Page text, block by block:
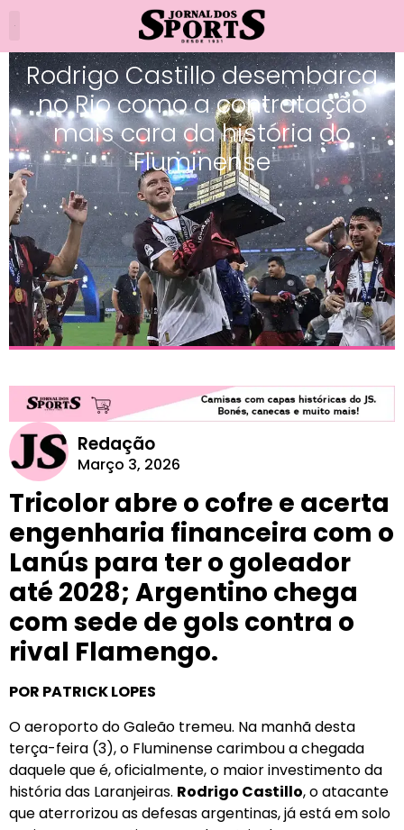
Rodrigo Castillo desembarca
no Rio como a contratação
mais cara da história do
Fluminense
Redação
Março 3, 2026
Tricolor abre o cofre e acerta
engenharia financeira com o
Lanús para ter o goleador
até 2028; Argentino chega
com sede de gols contra o
rival Flamengo.
POR PATRICK LOPES
O aeroporto do Galeão tremeu. Na manhã desta
terça-feira (3), o Fluminense carimbou a chegada
daquele que é, oficialmente, o maior investimento da
história das Laranjeiras. Rodrigo Castillo, o atacante
que aterrorizou as defesas argentinas, já está em solo